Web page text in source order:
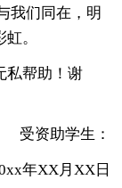
我们同在，明
。
私帮助！谢
受资助学生：
年XX月XX日